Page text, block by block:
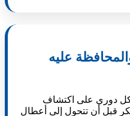
عليه
دوري على اكتشاف
قبل أن تتحول إلى أعطال